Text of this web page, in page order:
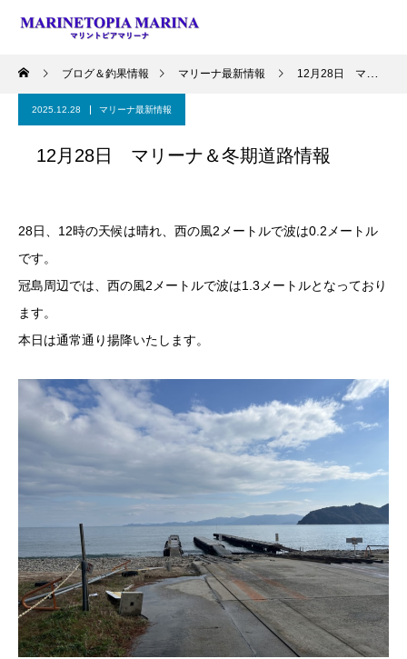
ブログ＆釣果情報 マリーナ最新情報 12月28日 マリーナ＆冬期道路情報
2025.12.28 マリーナ最新情報
12月28日 マリーナ＆冬期道路情報
28日、12時の天候は晴れ、西の風2メートルで波は0.2メートル
です。
冠島周辺では、西の風2メートルで波は1.3メートルとなっており
ます。
本日は通常通り揚降いたします。